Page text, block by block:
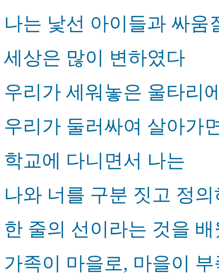
나는 낯선 아이들과 싸움
세상은 많이 변하였다
우리가 세워놓은 울타리
우리가 둘러싸여 살아가
학교에 다니면서 나는
나와 너를 구분 짓고 정
한 줄의 선이라는 것을
가족이 마을로, 마을이